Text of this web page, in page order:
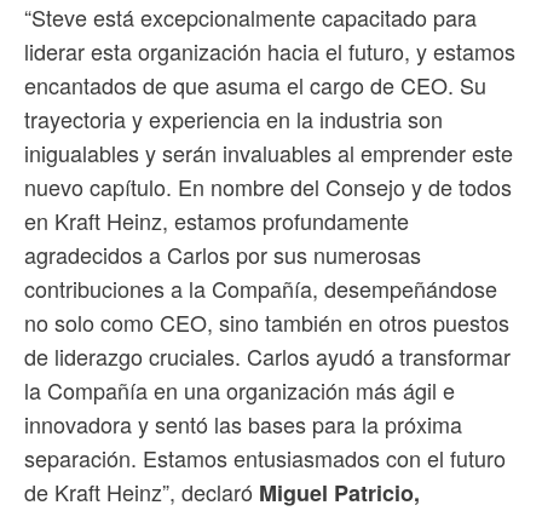
“Steve está excepcionalmente capacitado para
liderar esta organización hacia el futuro, y estamos
encantados de que asuma el cargo de CEO. Su
trayectoria y experiencia en la industria son
inigualables y serán invaluables al emprender este
nuevo capítulo. En nombre del Consejo y de todos
en Kraft Heinz, estamos profundamente
agradecidos a Carlos por sus numerosas
contribuciones a la Compañía, desempeñándose
no solo como CEO, sino también en otros puestos
de liderazgo cruciales. Carlos ayudó a transformar
la Compañía en una organización más ágil e
innovadora y sentó las bases para la próxima
separación. Estamos entusiasmados con el futuro
de Kraft Heinz”, declaró Miguel Patricio,